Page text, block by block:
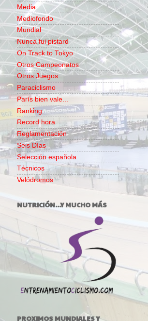
Media
Mediofondo
Mundial
Nunca fui pistard
On Track to Tokyo
Otros Campeonatos
Otros Juegos
Paraciclismo
París bien vale...
Ranking
Record hora
Reglamentación
Seis Días
Selección española
Técnicos
Velódromos
NUTRICIÓN...Y MUCHO MÁS
PROXIMOS MUNDIALES Y